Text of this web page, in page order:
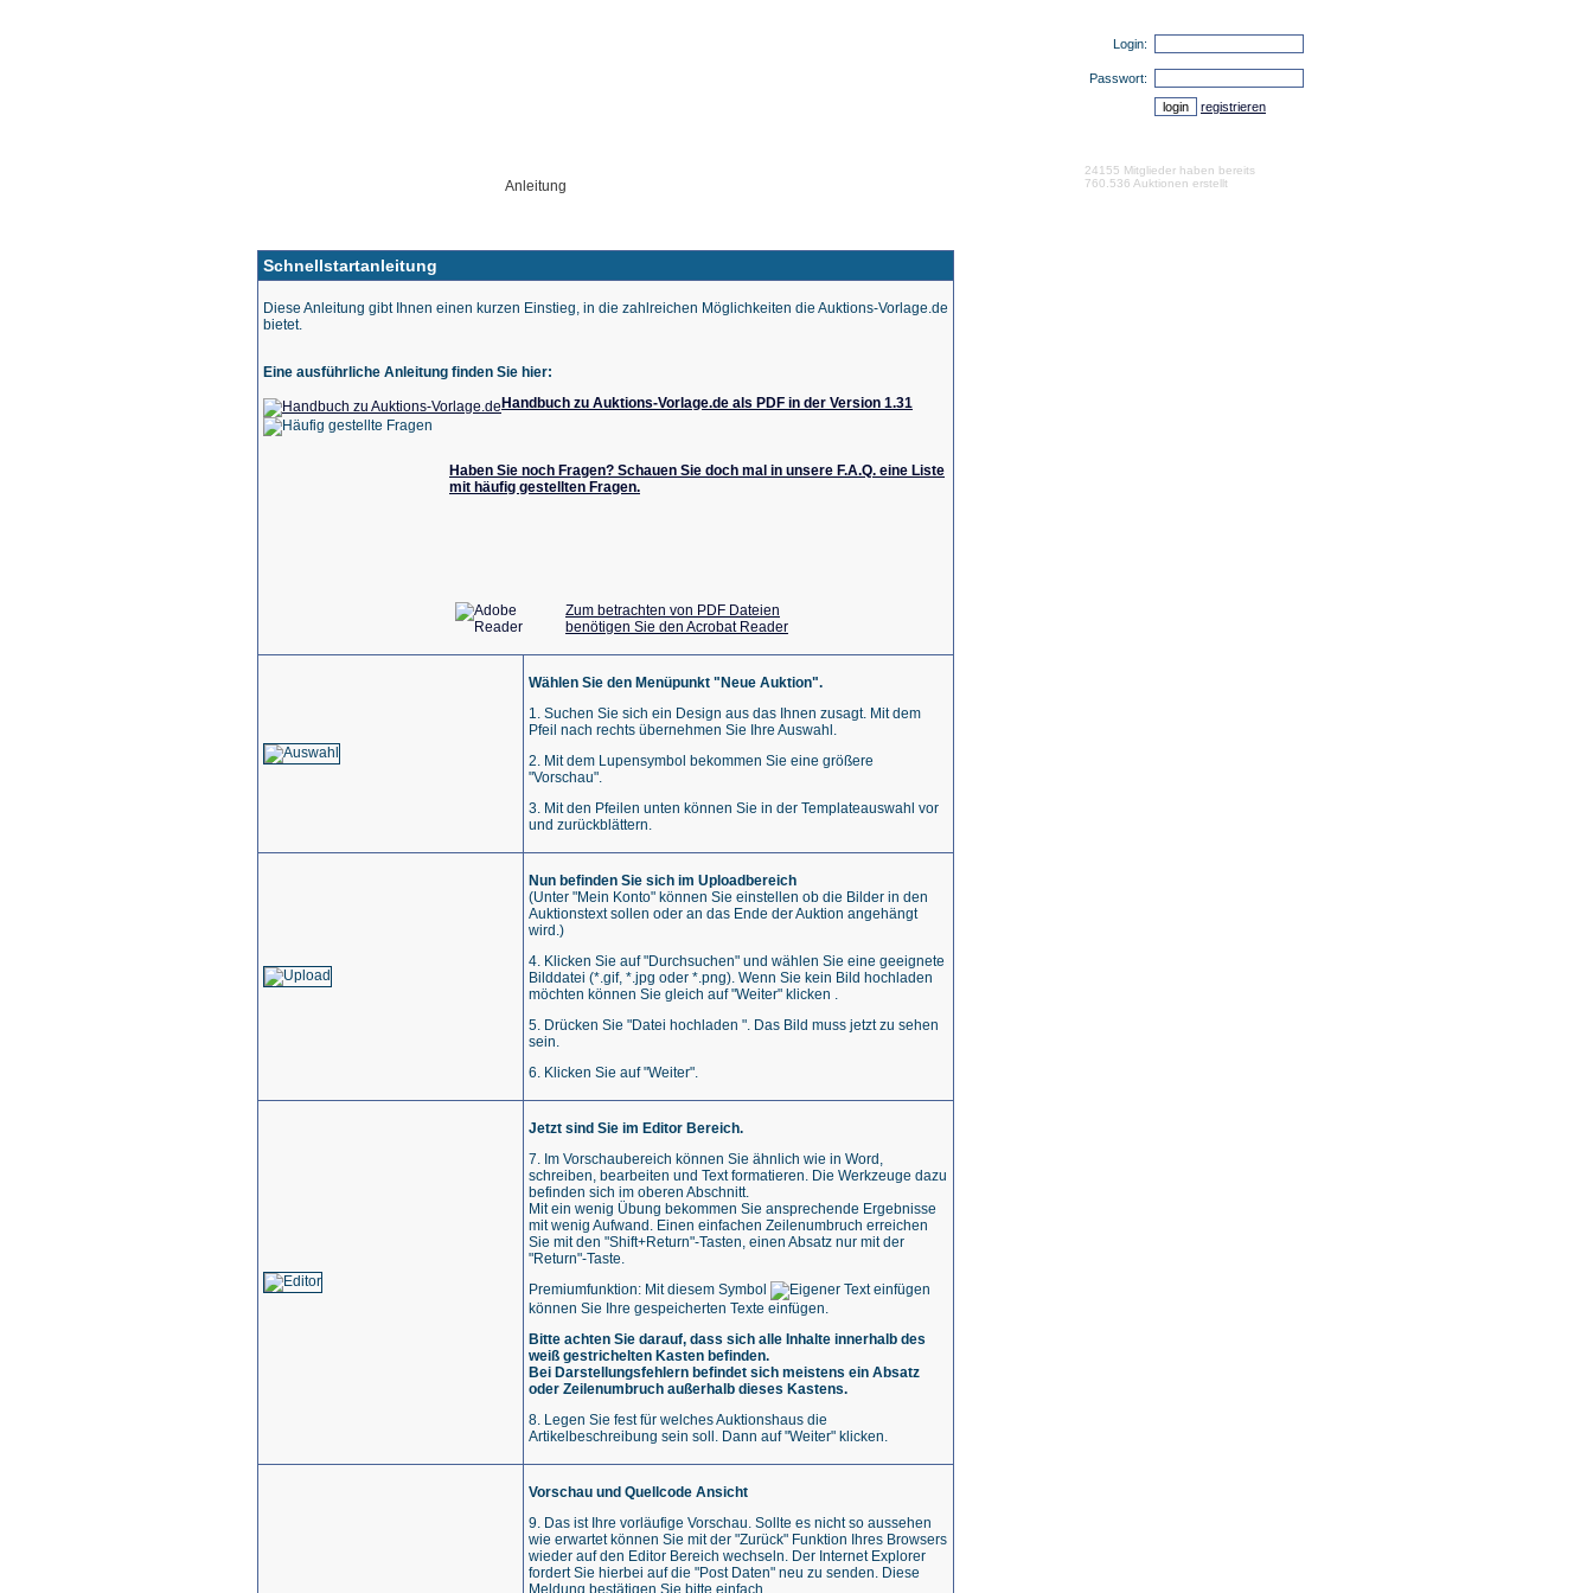
Login:
Passwort:
registrieren
Anleitung
24155 Mitglieder haben bereits
760.536 Auktionen erstellt
Schnellstartanleitung
Diese Anleitung gibt Ihnen einen kurzen Einstieg, in die zahlreichen Möglichkeiten die Auktions-Vorlage.de
bietet.
Eine ausführliche Anleitung finden Sie hier:
Handbuch zu Auktions-Vorlage.de als PDF in der Version 1.31
Haben Sie noch Fragen? Schauen Sie doch mal in unsere F.A.Q. eine Liste
mit häufig gestellten Fragen.
Zum betrachten von PDF Dateien
benötigen Sie den Acrobat Reader
Wählen Sie den Menüpunkt "Neue Auktion".
1. Suchen Sie sich ein Design aus das Ihnen zusagt. Mit dem
Pfeil nach rechts übernehmen Sie Ihre Auswahl.
2. Mit dem Lupensymbol bekommen Sie eine größere
"Vorschau".
3. Mit den Pfeilen unten können Sie in der Templateauswahl vor
und zurückblättern.
Nun befinden Sie sich im Uploadbereich
(Unter "Mein Konto" können Sie einstellen ob die Bilder in den
Auktionstext sollen oder an das Ende der Auktion angehängt
wird.)
4. Klicken Sie auf "Durchsuchen" und wählen Sie eine geeignete
Bilddatei (*.gif, *.jpg oder *.png). Wenn Sie kein Bild hochladen
möchten können Sie gleich auf "Weiter" klicken .
5. Drücken Sie "Datei hochladen ". Das Bild muss jetzt zu sehen
sein.
6. Klicken Sie auf "Weiter".
Jetzt sind Sie im Editor Bereich.
7. Im Vorschaubereich können Sie ähnlich wie in Word,
schreiben, bearbeiten und Text formatieren. Die Werkzeuge dazu
befinden sich im oberen Abschnitt.
Mit ein wenig Übung bekommen Sie ansprechende Ergebnisse
mit wenig Aufwand. Einen einfachen Zeilenumbruch erreichen
Sie mit den "Shift+Return"-Tasten, einen Absatz nur mit der
"Return"-Taste.
Premiumfunktion: Mit diesem Symbol
können Sie Ihre gespeicherten Texte einfügen.
Bitte achten Sie darauf, dass sich alle Inhalte innerhalb des
weiß gestrichelten Kasten befinden.
Bei Darstellungsfehlern befindet sich meistens ein Absatz
oder Zeilenumbruch außerhalb dieses Kastens.
8. Legen Sie fest für welches Auktionshaus die
Artikelbeschreibung sein soll. Dann auf "Weiter" klicken.
Vorschau und Quellcode Ansicht
9. Das ist Ihre vorläufige Vorschau. Sollte es nicht so aussehen
wie erwartet können Sie mit der "Zurück" Funktion Ihres Browsers
wieder auf den Editor Bereich wechseln. Der Internet Explorer
fordert Sie hierbei auf die "Post Daten" neu zu senden. Diese
Meldung bestätigen Sie bitte einfach.